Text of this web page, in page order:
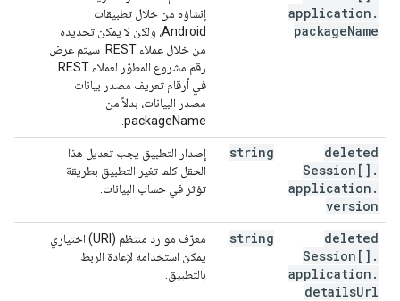
application .
packageName
إنشاؤه من خلال تطبيقات
Android، ولكن لا يمكن تحديده
من خلال عملاء REST. سيتم عرض
رقم مشروع المطوّر لعملاء REST
في أرقام تعريف مصدر بيانات
مصدر البيانات، بدلاً من
packageName.
deleted
Session[] .
application .
version
string
إصدار التطبيق يجب تعديل هذا
الحقل كلما تغير التطبيق بطريقة
تؤثر في حساب البيانات.
deleted
Session[] .
application .
detailsUrl
string
معرّف موارد منتظم (URI) اختياري
يمكن استخدامه لإعادة الربط
بالتطبيق.